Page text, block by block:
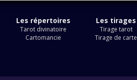
Les répertoires
Tarot divinatoire
Cartomancie
Les tirages
Tirage tarot
Tirage de carte